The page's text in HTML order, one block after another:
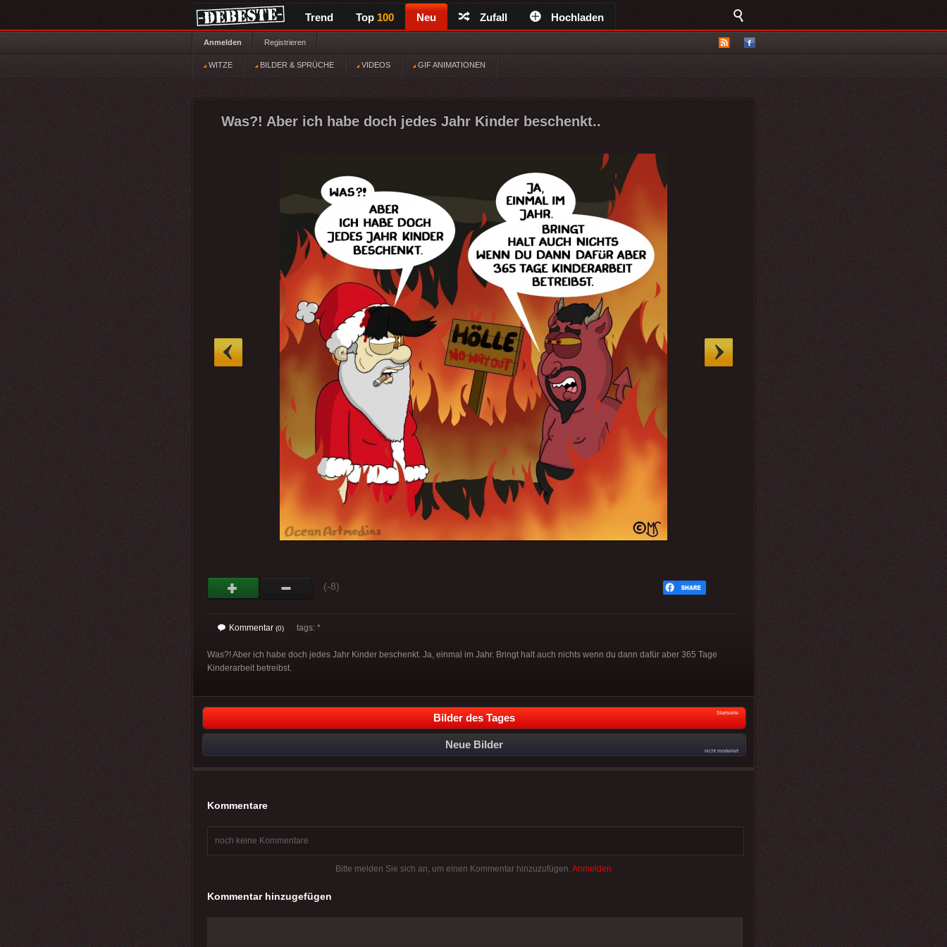
Trend Top 100 Neu Zufall Hochladen
Anmelden Registrieren
WITZE BILDER & SPRÜCHE VIDEOS GIF ANIMATIONEN
Was?! Aber ich habe doch jedes Jahr Kinder beschenkt..
(-8)
Kommentar (0) tags: *
Was?! Aber ich habe doch jedes Jahr Kinder beschenkt. Ja, einmal im Jahr. Bringt halt auch nichts wenn du dann dafür aber 365 Tage
Kinderarbeit betreibst.
Bilder des Tages Startseite
Neue Bilder
nicht moderiert
Kommentare
noch keine Kommentare
Bitte melden Sie sich an, um einen Kommentar hinzuzufügen. Anmelden
Kommentar hinzugefügen